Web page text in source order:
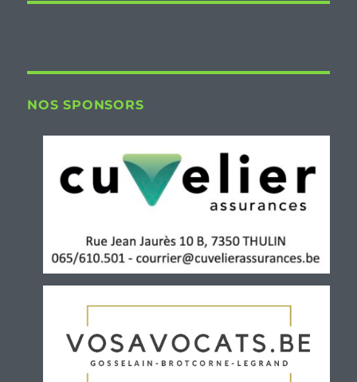
NOS SPONSORS